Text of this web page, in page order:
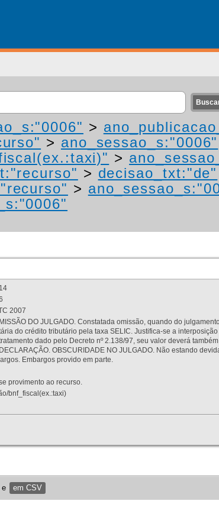
>
> ano_sessao_s:"0006"
>
> decisao_txt:"de"
>
2007
DO JULGADO. Constatada omissão, quando do
do crédito tributário pela taxa SELIC. Justifica-se a
dado pelo Decreto nº 2.138/97, seu valor deverá
OBSCURIDADE NO JULGADO. Não estando
Embargos provido em parte.
provimento ao recurso.
bnf_fiscal(ex.:taxi)
e em CSV